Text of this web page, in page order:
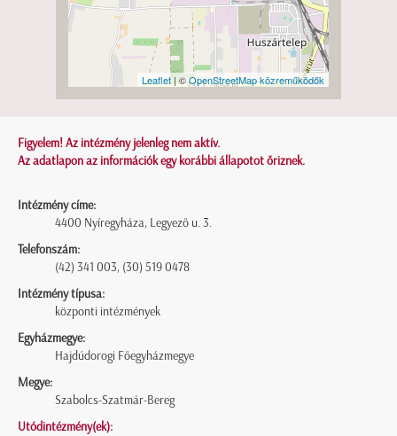
Leaflet | ©OpenStreetMap közreműködők
Figyelem! Az intézmény jelenleg nem aktív.
Az adatlapon az információk egy korábbi állapotot őriznek.
Intézmény címe:
4400 Nyíregyháza, Legyező u. 3.
Telefonszám:
(42) 341 003, (30) 519 0478
Intézmény típusa:
központi intézmények
Egyházmegye:
Hajdúdorogi Főegyházmegye
Megye:
Szabolcs-Szatmár-Bereg
Utódintézmény(ek):